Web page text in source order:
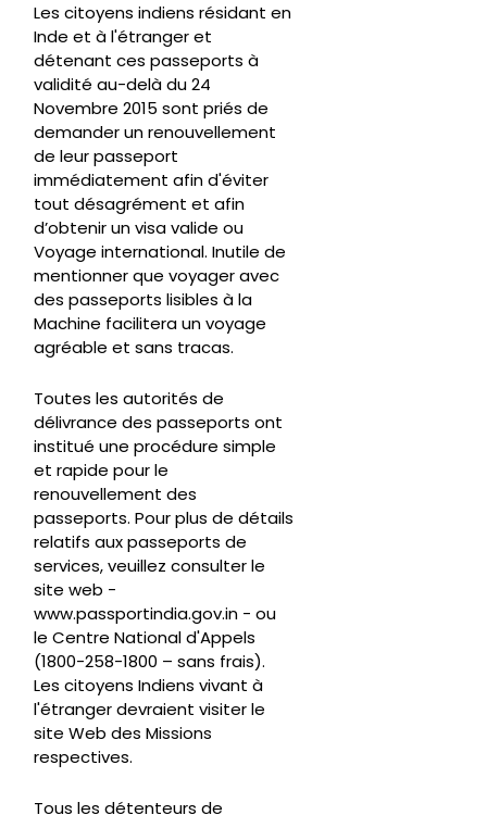
Les citoyens indiens résidant en
Inde et à l'étranger et
détenant ces passeports à
validité au-delà du 24
Novembre 2015 sont priés de
demander un renouvellement
de leur passeport
immédiatement afin d'éviter
tout désagrément et afin
d’obtenir un visa valide ou
Voyage international. Inutile de
mentionner que voyager avec
des passeports lisibles à la
Machine facilitera un voyage
agréable et sans tracas.
Toutes les autorités de
délivrance des passeports ont
institué une procédure simple
et rapide pour le
renouvellement des
passeports. Pour plus de détails
relatifs aux passeports de
services, veuillez consulter le
site web -
www.passportindia.gov.in - ou
le Centre National d'Appels
(1800-258-1800 – sans frais).
Les citoyens Indiens vivant à
l'étranger devraient visiter le
site Web des Missions
respectives.
Tous les détenteurs de